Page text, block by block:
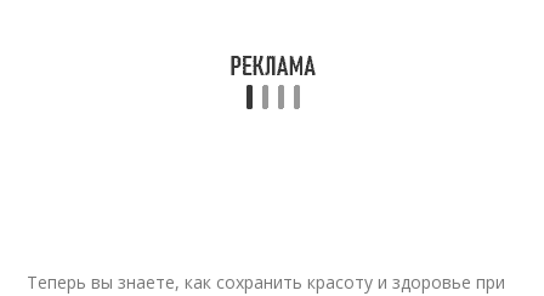
Теперь вы знаете, как сохранить красоту и здоровье при